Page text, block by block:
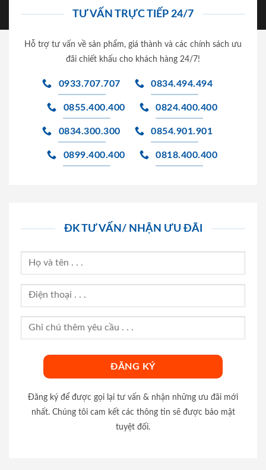
TƯ VẤN TRỰC TIẾP 24/7
Hỗ trợ tư vấn về sản phẩm, giá thành và các chính sách ưu
đãi chiết khấu cho khách hàng 24/7!
0933.707.707 0834.494.494
0855.400.400 0824.400.400
0834.300.300 0854.901.901
0899.400.400 0818.400.400
ĐK TƯ VẤN/ NHẬN ƯU ĐÃI
Đăng ký để được gọi lại tư vấn & nhận những ưu đãi mới
nhất. Chúng tôi cam kết các thông tin sẽ được bảo mật
tuyệt đối.